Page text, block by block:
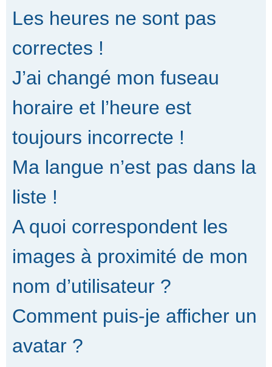
Les heures ne sont pas
correctes !
J’ai changé mon fuseau
horaire et l’heure est
toujours incorrecte !
Ma langue n’est pas dans la
liste !
A quoi correspondent les
images à proximité de mon
nom d’utilisateur ?
Comment puis-je afficher un
avatar ?